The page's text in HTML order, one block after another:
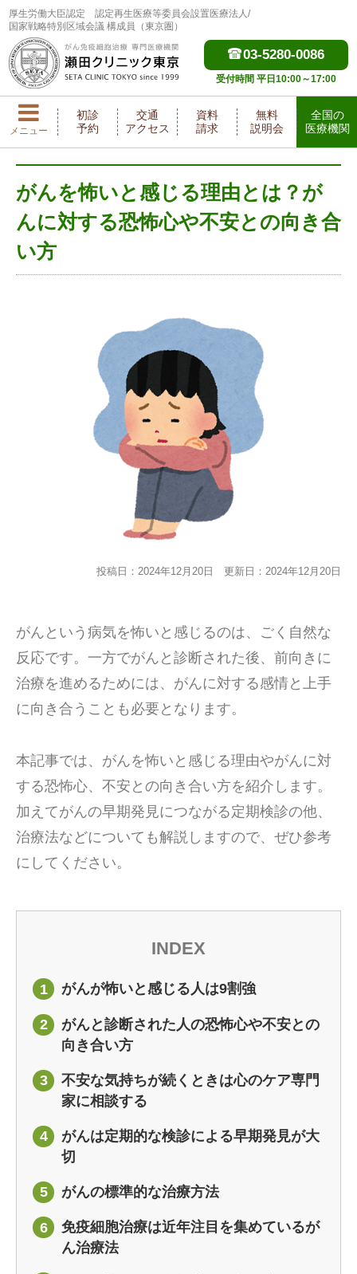
厚生労働大臣認定
認定再生医療等委員会設置医療法人/
国家戦略特別区域会議 構成員（東京圏）
03-5280-0086
受付時間 平日10:00～17:00
メニュー
初診
予約
交通
アクセス
資料
請求
無料
説明会
全国の
医療機関
がんを怖いと感じる理由とは？が
んに対する恐怖心や不安との向き合
い方
投稿日：2024年12月20日 更新日：2024年12月20日
がんという病気を怖いと感じるのは、ごく自然な
反応です。一方でがんと診断された後、前向きに
治療を進めるためには、がんに対する感情と上手
に向き合うことも必要となります。
本記事では、がんを怖いと感じる理由やがんに対
する恐怖心、不安との向き合い方を紹介します。
加えてがんの早期発見につながる定期検診の他、
治療法などについても解説しますので、ぜひ参考
にしてください。
INDEX
1 がんが怖いと感じる人は9割強
2
がんと診断された人の恐怖心や不安との
向き合い方
3
不安な気持ちが続くときは心のケア専門
家に相談する
4
がんは定期的な検診による早期発見が大
切
5 がんの標準的な治療方法
6
免疫細胞治療は近年注目を集めているが
ん治療法